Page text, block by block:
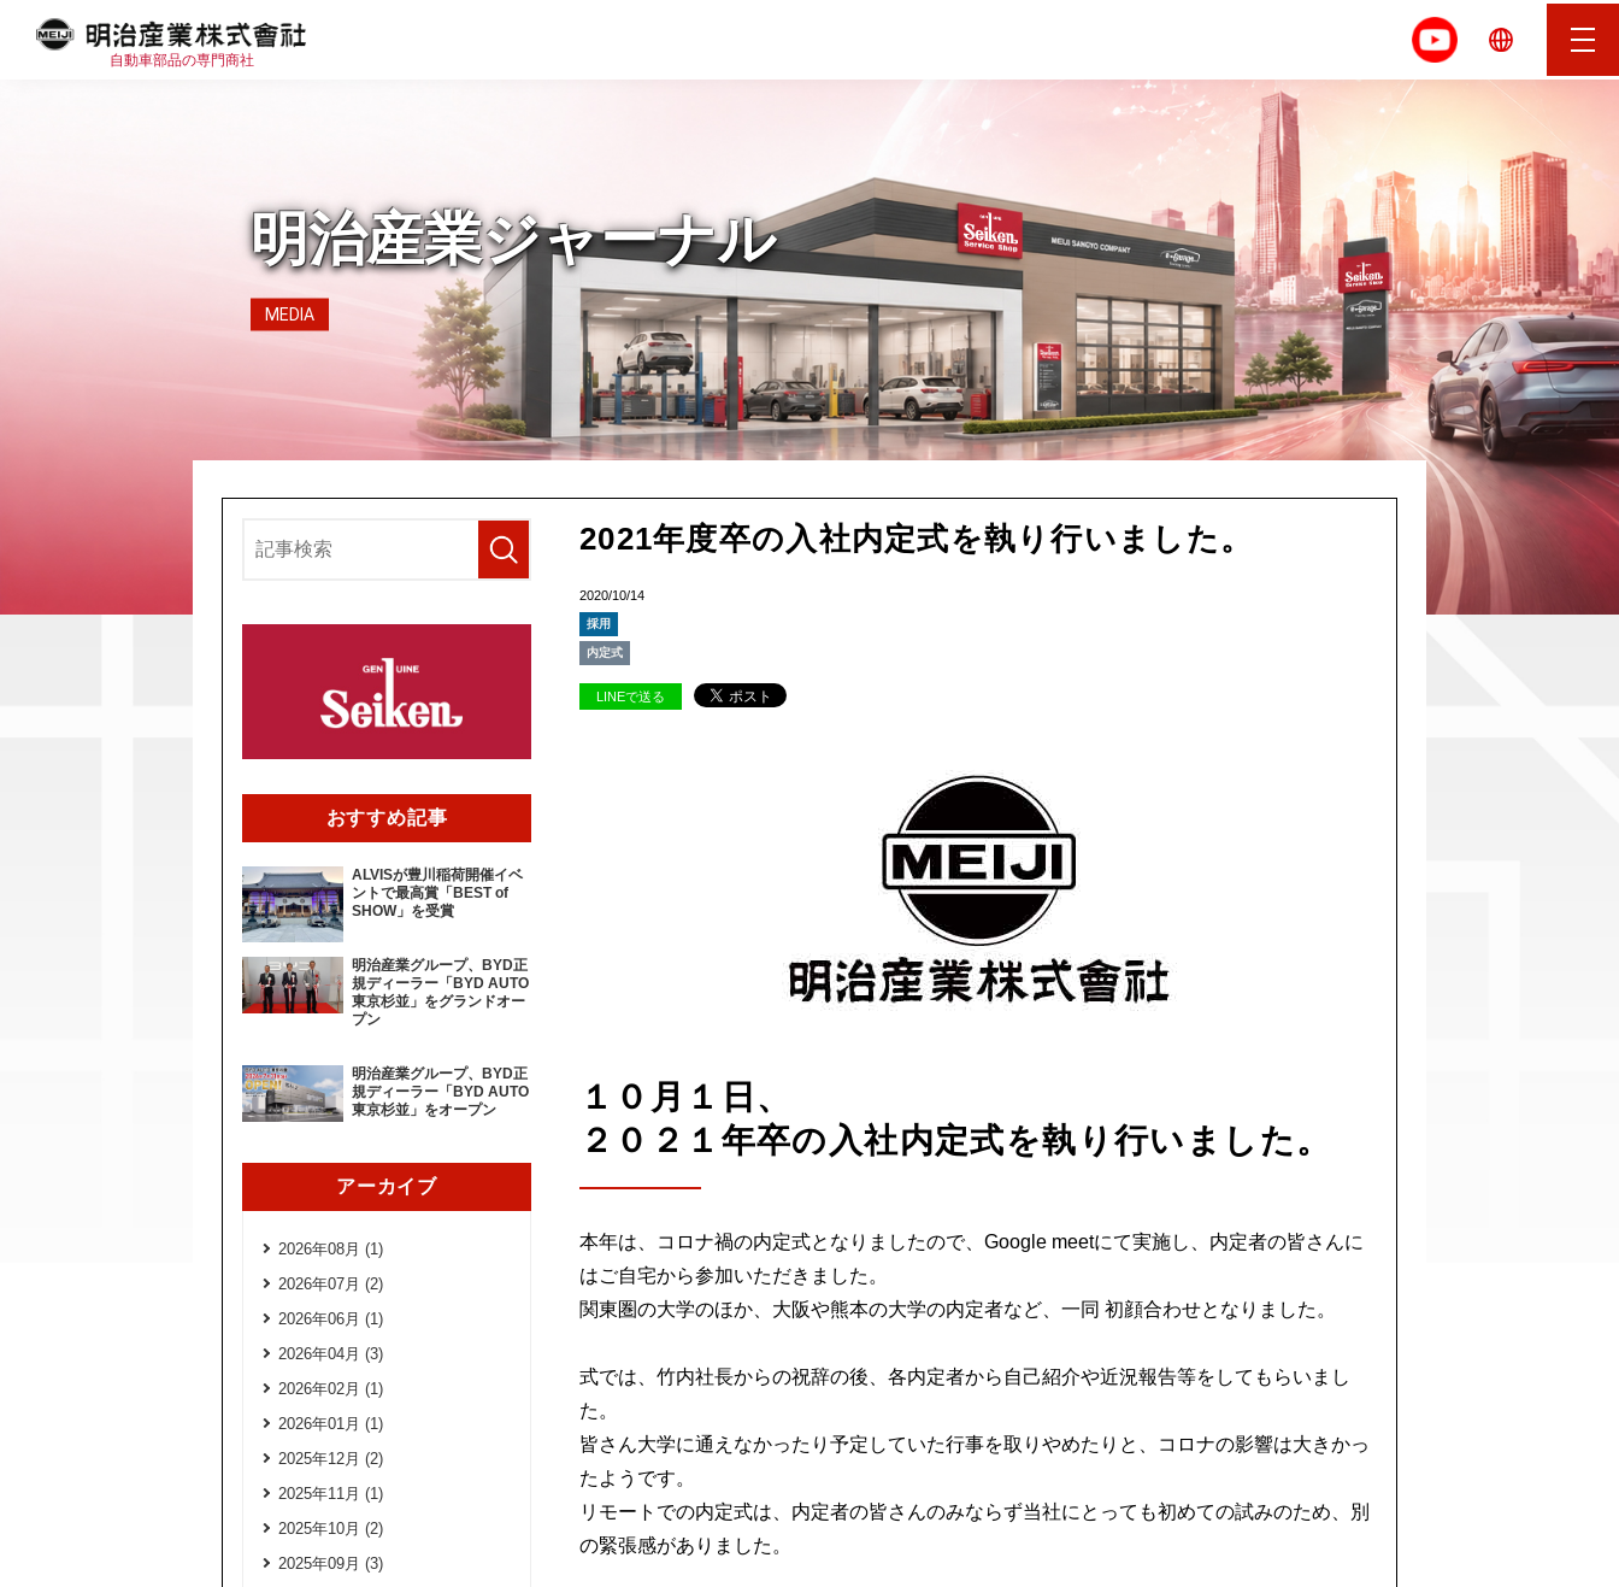
自動車部品の専門商社
明治産業ジャーナル
MEDIA
2021年度卒の入社内定式を執り行いました。
2020/10/14
採用
内定式
LINEで送る
１０月１日、
２０２１年卒の入社内定式を執り行いました。
本年は、コロナ禍の内定式となりましたので、Google meetにて実施し、内定者の皆さんに
はご自宅から参加いただきました。
関東圏の大学のほか、大阪や熊本の大学の内定者など、一同 初顔合わせとなりました。
式では、竹内社長からの祝辞の後、各内定者から自己紹介や近況報告等をしてもらいまし
た。
皆さん大学に通えなかったり予定していた行事を取りやめたりと、コロナの影響は大きかっ
たようです。
リモートでの内定式は、内定者の皆さんのみならず当社にとっても初めての試みのため、別
の緊張感がありました。
おすすめ記事
ALVISが豊川稲荷開催イベ
ントで最高賞「BEST of
SHOW」を受賞
明治産業グループ、BYD正
規ディーラー「BYD AUTO
東京杉並」をグランドオー
プン
明治産業グループ、BYD正
規ディーラー「BYD AUTO
東京杉並」をオープン
アーカイブ
2026年08月 (1)
2026年07月 (2)
2026年06月 (1)
2026年04月 (3)
2026年02月 (1)
2026年01月 (1)
2025年12月 (2)
2025年11月 (1)
2025年10月 (2)
2025年09月 (3)